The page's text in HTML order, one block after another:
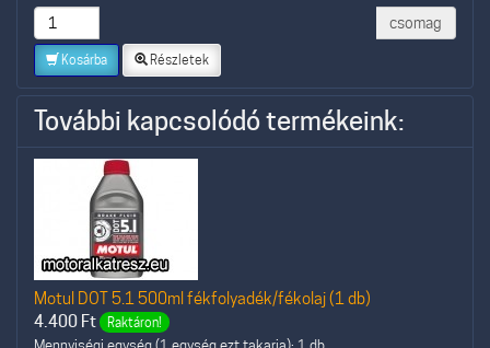
csomag
Kosárba Részletek
További kapcsolódó termékeink:
Motul DOT 5.1 500ml fékfolyadék/fékolaj (1 db)
4.400 Ft Raktáron!
Mennyiségi egység (1 egység ezt takarja): 1 db